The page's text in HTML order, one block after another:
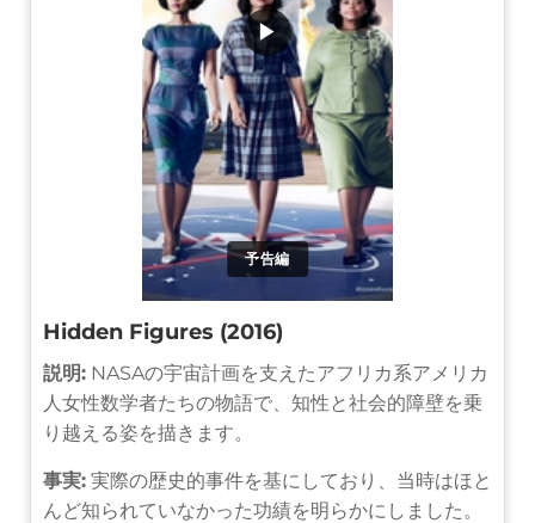
予告編
▶
Hidden Figures (2016)
説明: NASAの宇宙計画を支えたアフリカ系アメリカ
人女性数学者たちの物語で、知性と社会的障壁を乗
り越える姿を描きます。
事実: 実際の歴史的事件を基にしており、当時はほと
んど知られていなかった功績を明らかにしました。